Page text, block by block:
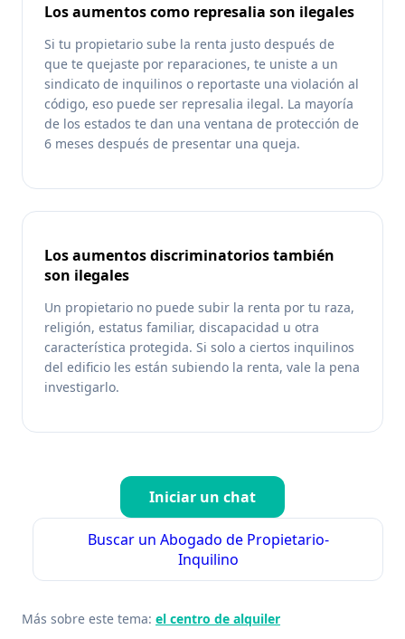
Los aumentos como represalia son ilegales
Si tu propietario sube la renta justo después de
que te quejaste por reparaciones, te uniste a un
sindicato de inquilinos o reportaste una violación al
código, eso puede ser represalia ilegal. La mayoría
de los estados te dan una ventana de protección de
6 meses después de presentar una queja.
Los aumentos discriminatorios también
son ilegales
Un propietario no puede subir la renta por tu raza,
religión, estatus familiar, discapacidad u otra
característica protegida. Si solo a ciertos inquilinos
del edificio les están subiendo la renta, vale la pena
investigarlo.
Iniciar un chat
Buscar un Abogado de Propietario-
Inquilino
Más sobre este tema: el centro de alquiler